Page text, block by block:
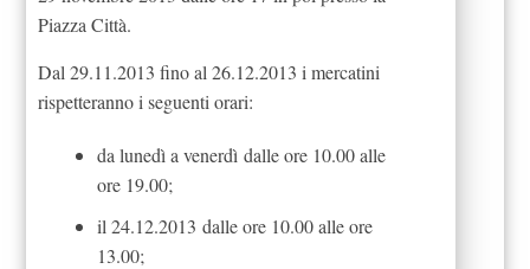
Piazza Città.
Dal 29.11.2013 fino al 26.12.2013 i mercatini
rispetteranno i seguenti orari:
da lunedì a venerdì dalle ore 10.00 alle
ore 19.00;
il 24.12.2013 dalle ore 10.00 alle ore
13.00;